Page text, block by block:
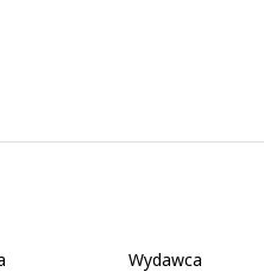
Wydawca